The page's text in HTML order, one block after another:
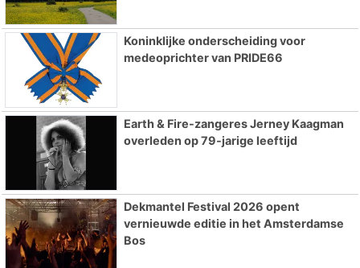
Koninklijke onderscheiding voor
medeoprichter van PRIDE66
Earth & Fire-zangeres Jerney Kaagman
overleden op 79-jarige leeftijd
Dekmantel Festival 2026 opent
vernieuwde editie in het Amsterdamse
Bos